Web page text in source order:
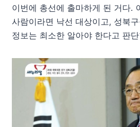
이번에 총선에 출마하게 된 거다.
사람이라면 낙선 대상이고, 성북
정보는 최소한 알아야 한다고 판